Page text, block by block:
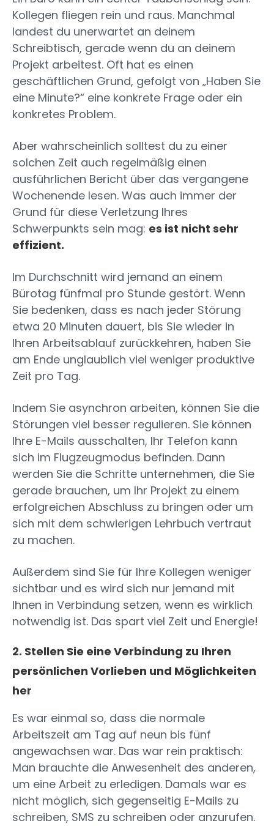
Kollegen fliegen rein und raus. Manchmal
landest du unerwartet an deinem
Schreibtisch, gerade wenn du an deinem
Projekt arbeitest. Oft hat es einen
geschäftlichen Grund, gefolgt von „Haben Sie
eine Minute?“ eine konkrete Frage oder ein
konkretes Problem.
Aber wahrscheinlich solltest du zu einer
solchen Zeit auch regelmäßig einen
ausführlichen Bericht über das vergangene
Wochenende lesen. Was auch immer der
Grund für diese Verletzung Ihres
Schwerpunkts sein mag: es ist nicht sehr
effizient.
Im Durchschnitt wird jemand an einem
Bürotag fünfmal pro Stunde gestört. Wenn
Sie bedenken, dass es nach jeder Störung
etwa 20 Minuten dauert, bis Sie wieder in
Ihren Arbeitsablauf zurückkehren, haben Sie
am Ende unglaublich viel weniger produktive
Zeit pro Tag.
Indem Sie asynchron arbeiten, können Sie die
Störungen viel besser regulieren. Sie können
Ihre E-Mails ausschalten, Ihr Telefon kann
sich im Flugzeugmodus befinden. Dann
werden Sie die Schritte unternehmen, die Sie
gerade brauchen, um Ihr Projekt zu einem
erfolgreichen Abschluss zu bringen oder um
sich mit dem schwierigen Lehrbuch vertraut
zu machen.
Außerdem sind Sie für Ihre Kollegen weniger
sichtbar und es wird sich nur jemand mit
Ihnen in Verbindung setzen, wenn es wirklich
notwendig ist. Das spart viel Zeit und Energie!
2. Stellen Sie eine Verbindung zu Ihren
persönlichen Vorlieben und Möglichkeiten
her
Es war einmal so, dass die normale
Arbeitszeit am Tag auf neun bis fünf
angewachsen war. Das war rein praktisch:
Man brauchte die Anwesenheit des anderen,
um eine Arbeit zu erledigen. Damals war es
nicht möglich, sich gegenseitig E-Mails zu
schreiben, SMS zu schreiben oder anzurufen.